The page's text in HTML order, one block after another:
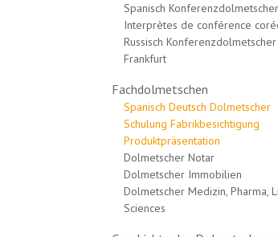
Spanisch Konferenzdolmetscher
Interprètes de conférence
Russisch Konferenzdolmetscher
Frankfurt
Fachdolmetschen
Spanisch Deutsch Dolmetscher
Schulung Fabrikbesichtigung
Produktpräsentation
Dolmetscher Notar
Dolmetscher Immobilien
Dolmetscher Medizin, Pharma,
Sciences